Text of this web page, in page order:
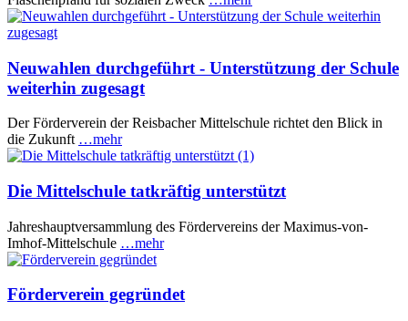
Neuwahlen durchgeführt - Unterstützung der Schule
weiterhin zugesagt
Der Förderverein der Reisbacher Mittelschule richtet den Blick in
die Zukunft …mehr
Die Mittelschule tatkräftig unterstützt
Jahreshauptversammlung des Fördervereins der Maximus-von-
Imhof-Mittelschule …mehr
Förderverein gegründet